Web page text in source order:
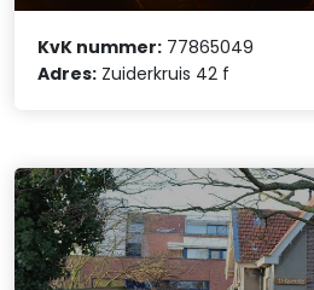
KvK nummer: 77865049
Adres: Zuiderkruis 42 f